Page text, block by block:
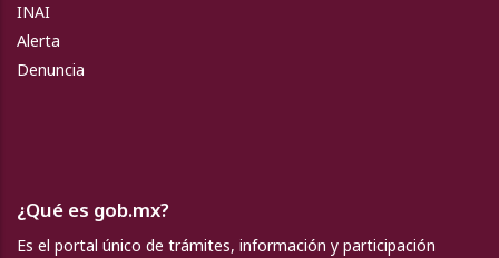
INAI
Alerta
Denuncia
¿Qué es gob.mx?
Es el portal único de trámites, información y participación